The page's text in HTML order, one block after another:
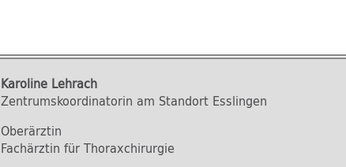
Karoline Lehrach
Zentrumskoordinatorin am Standort Esslingen
Oberärztin
Fachärztin für Thoraxchirurgie